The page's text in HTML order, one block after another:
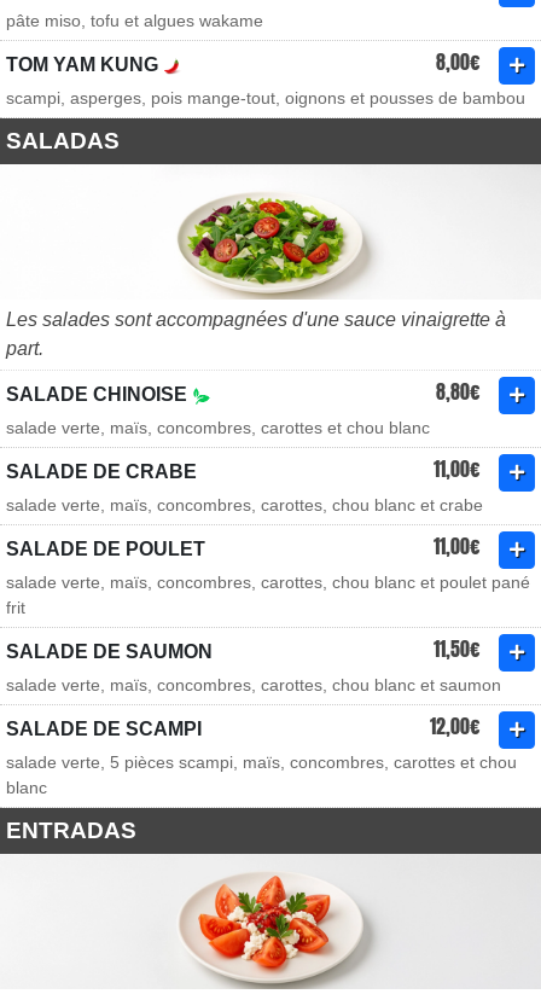
pâte miso, tofu et algues wakame
TOM YAM KUNG 8,00€
scampi, asperges, pois mange-tout, oignons et pousses de bambou
SALADAS
Les salades sont accompagnées d'une sauce vinaigrette à
part.
SALADE CHINOISE 8,80€
salade verte, maïs, concombres, carottes et chou blanc
SALADE DE CRABE 11,00€
salade verte, maïs, concombres, carottes, chou blanc et crabe
SALADE DE POULET 11,00€
salade verte, maïs, concombres, carottes, chou blanc et poulet pané
frit
SALADE DE SAUMON 11,50€
salade verte, maïs, concombres, carottes, chou blanc et saumon
SALADE DE SCAMPI 12,00€
salade verte, 5 pièces scampi, maïs, concombres, carottes et chou
blanc
ENTRADAS